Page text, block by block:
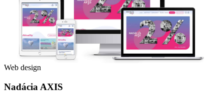
Web design
Nadácia AXIS